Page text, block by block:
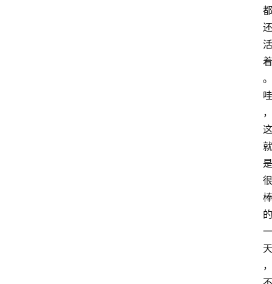
都
还
活
着
。
哇
，
这
就
是
很
棒
的
一
天
，